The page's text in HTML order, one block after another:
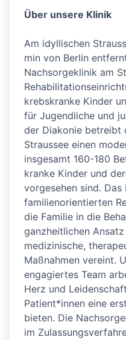
Über unsere Klinik
Am idyllischen
min von Berlin
Nachsorgeklinik am
krebskranke Kinder
für Jugendliche und
der Diakonie betreibt
Straussee einen
insgesamt 160-180
kranke Kinder und
vorgesehen sind. Das
familienorientierten
die Familie in die
ganzheitlichen
medizinische,
Maßnahmen vereint.
engagiertes Team
Herz und
Patient*innen eine
bieten. Die
im